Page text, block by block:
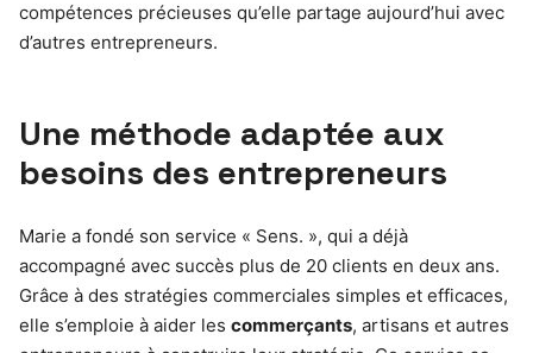
compétences précieuses qu’elle partage aujourd’hui avec
d’autres entrepreneurs.
Une méthode adaptée aux
besoins des entrepreneurs
Marie a fondé son service « Sens. », qui a déjà
accompagné avec succès plus de 20 clients en deux ans.
Grâce à des stratégies commerciales simples et efficaces,
elle s’emploie à aider les commerçants, artisans et autres